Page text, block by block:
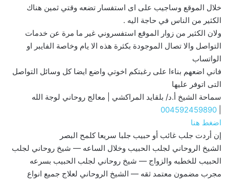
خلال الموقع وساجيب على اى استفسار تضعه وقتي ثمين هناك
الكثير من الناس في حاجة اليه .
ولان الكثير من زوار الموقع استفسروني غير ما مرة عن خدمات
التواصل والا تصال الموجودة بكثرة هذه الا يام وخاصة الفايبر او
الواتساب
فاني اضعهم بناءا على رغبتكم اخوتي واضع ايضا كل وسائل التواصل
التى اتوفر عليها
سماحة الشيخ أ.د/ بلقايد المراكشي | معالج روحاني لوجة الله
004592459890
اضغط هنا
إن أردت جلب غائب أو حبيب جلبا سريعا كلمح البصر
الشيخ الروحاني لجلب الحبيب وخلال الساعه — شيخ روحاني لجلب
الحبيب للخطبه والزواج — شيخ روحاني لجلب الحبيب بسرعه
مجرب مضمون معتمد ثقه — الشيخ الروحاني لعلاج جميع انواع